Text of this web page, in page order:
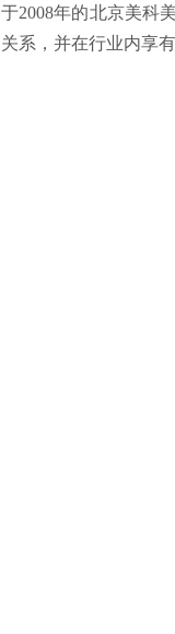
于2008年的北京美科
关系，并在行业内享